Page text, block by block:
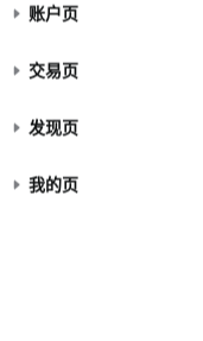
账户页
交易页
发现页
我的页